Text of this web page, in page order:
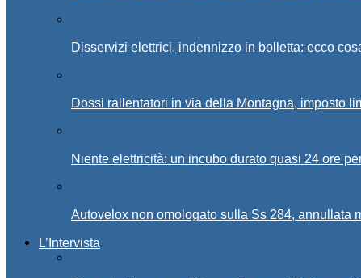
Disservizi elettrici, indennizzo in bolletta: ecco
Dossi rallentatori in via della Montagna, imposto
Niente elettricità: un incubo durato quasi 24 ore
Autovelox non omologato sulla Ss 284, annullata
L’Intervista